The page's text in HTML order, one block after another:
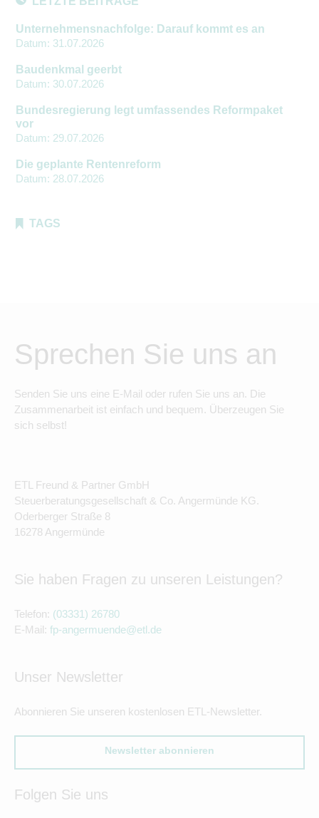
Unternehmensnachfolge: Darauf kommt es an
Datum: 31.07.2026
Baudenkmal geerbt
Datum: 30.07.2026
Bundesregierung legt umfassendes Reformpaket
vor
Datum: 29.07.2026
Die geplante Rentenreform
Datum: 28.07.2026
TAGS
Sprechen Sie uns an
Senden Sie uns eine E-Mail oder rufen Sie uns an. Die
Zusammenarbeit ist einfach und bequem. Überzeugen Sie
sich selbst!
ETL Freund & Partner GmbH
Steuerberatungsgesellschaft & Co. Angermünde KG.
Oderberger Straße 8
16278 Angermünde
Sie haben Fragen zu unseren Leistungen?
Telefon: (03331) 26780
E-Mail: fp-angermuende@etl.de
Unser Newsletter
Abonnieren Sie unseren kostenlosen ETL-Newsletter.
Newsletter abonnieren
Folgen Sie uns